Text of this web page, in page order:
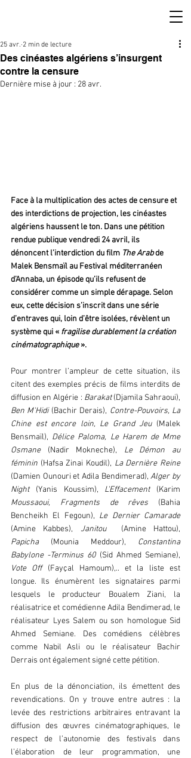
Des cinéastes algériens s’insurgent
contre la censure
25 avr. 2 min de lecture
Dernière mise à jour : 28 avr.
Face à la multiplication des actes de censure et
des interdictions de projection, les cinéastes
algériens haussent le ton. Dans une pétition
rendue publique vendredi 24 avril, ils
dénoncent l’interdiction du film The Arab de
Malek Bensmaïl au Festival méditerranéen
d’Annaba, un épisode qu’ils refusent de
considérer comme un simple dérapage. Selon
eux, cette décision s’inscrit dans une série
d’entraves qui, loin d’être isolées, révèlent un
système qui « fragilise durablement la création
cinématographique ».
Pour montrer l’ampleur de cette situation, ils
citent des exemples précis de films interdits de
diffusion en Algérie : Barakat
Ben M'Hidi (Bachir Derais), Contre-Pouvoirs, La
Chine est encore loin, Le Grand Jeu (Malek
Bensmaïl), Délice Paloma, Le Harem de Mme
Osmane (Nadir Mokneche), Le Démon au
féminin (Hafsa Zinai Koudil),
La Dernière Reine
(Damien Ounouri et Adila Bendimerad), Alger by
Night (Yanis Koussim), L'Effacement
Moussaoui, Fragments de rêves (Bahia
Bencheikh El Fegoun),
Le Dernier Camarade
(Amine Kabbes), Janitou
Papicha (Mounia Meddour), Constantina
Babylone -Terminus 60
Vote Off (Fayçal Hamoum),.. et la liste est
longue. Ils énumèrent les signataires parmi
lesquels le producteur Boualem Ziani, la
réalisatrice et comédienne Adila Bendimerad, le
réalisateur Lyes Salem ou son homologue Sid
Ahmed Semiane. Des comédiens célèbres
comme Nabil Asli ou le réalisateur Bachir
Derrais ont également signé cette pétition.
En plus de la dénonciation, ils émettent des
revendications. On y trouve entre autres : la
levée des restrictions arbitraires entravant la
diffusion des œuvres cinématographiques, le
respect de l’autonomie des festivals dans
l’élaboration de leur programmation, une